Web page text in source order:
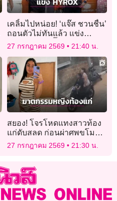
เคลิ้มไปหน่อย! ‘แจ๊ส ชวนชื่น’
ถอนตัวไม่ทันแล้ว แข่ง
‘HYROX’ – ‘ตั๊ก บริบูรณ์’ จ่าย
เงินสมัครเรียบร้อย
27 กรกฎาคม 2569 21:40 น.
สยอง! โจรโหดแทงสาวท้อง
แก่ดับสลด ก่อนผ่าศพขโมย
ทารก
27 กรกฎาคม 2569 21:30 น.